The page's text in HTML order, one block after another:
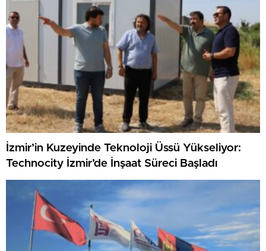
İzmir’in Kuzeyinde Teknoloji Üssü Yükseliyor:
Technocity İzmir’de İnşaat Süreci Başladı